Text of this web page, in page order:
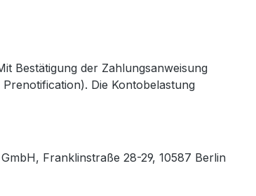
Bestätigung der Zahlungsanweisung
Die Kontobelastung
Franklinstraße 28-29, 10587 Berlin